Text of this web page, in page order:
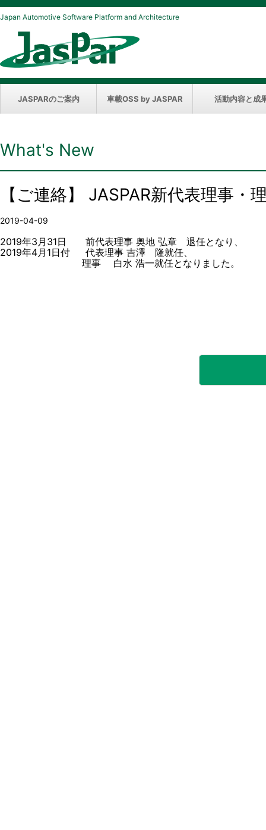
Japan Automotive Software Platform and Architecture
JASPARのご案内 車載OSS by JASPAR 活動内容と成
What's New
【ご連絡】 JASPAR新代表理事・
2019-04-09
2019年3月31日 前代表理事 奥地 弘章 退任となり、
2019年4月1日付 代表理事 吉澤 隆就任、
理事 白水 浩一就任となりました。